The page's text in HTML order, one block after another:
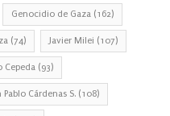
Genocidio de Gaza (162)
(74) Javier Milei (107)
Cepeda (93)
Pablo Cárdenas S. (108)